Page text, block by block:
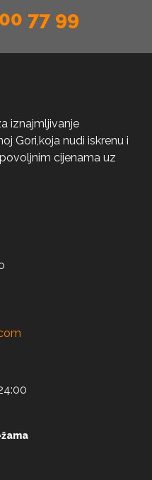
77 99
iznajmljivanje
Gori,koja nudi iskrenu i
cijenama uz